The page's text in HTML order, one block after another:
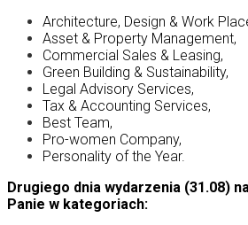
Architecture, Design & Work
Asset & Property Management,
Commercial Sales & Leasing,
Green Building & Sustainability,
Legal Advisory Services,
Tax & Accounting Services,
Best Team,
Pro-women Company,
Personality of the Year.
Drugiego dnia wydarzenia (31.08)
Panie w kategoriach: